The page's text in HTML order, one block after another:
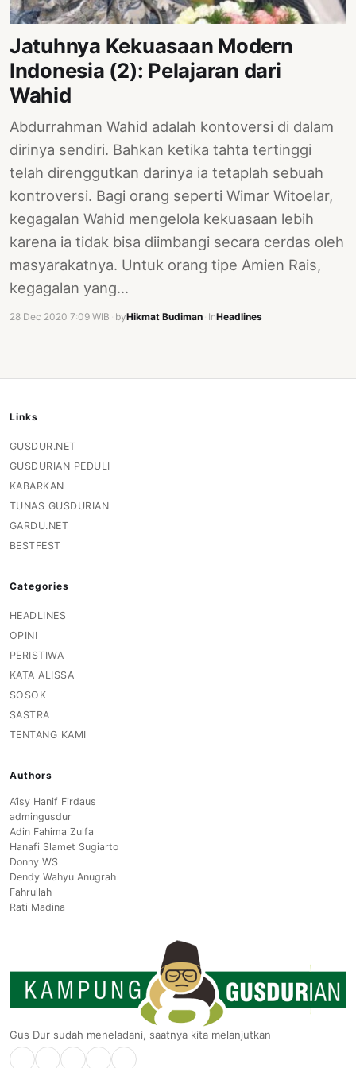
Jatuhnya Kekuasaan Modern
Indonesia (2): Pelajaran dari
Wahid
Abdurrahman Wahid adalah kontoversi di dalam
dirinya sendiri. Bahkan ketika tahta tertinggi
telah direnggutkan darinya ia tetaplah sebuah
kontroversi. Bagi orang seperti Wimar Witoelar,
kegagalan Wahid mengelola kekuasaan lebih
karena ia tidak bisa diimbangi secara cerdas oleh
masyarakatnya. Untuk orang tipe Amien Rais,
kegagalan yang…
28 Dec 2020 7:09 WIB byHikmat Budiman InHeadlines
Links
GUSDUR.NET
GUSDURIAN PEDULI
KABARKAN
TUNAS GUSDURIAN
GARDU.NET
BESTFEST
Categories
HEADLINES
OPINI
PERISTIWA
KATA ALISSA
SOSOK
SASTRA
TENTANG KAMI
Authors
A’isy Hanif Firdaus
admingusdur
Adin Fahima Zulfa
Hanafi Slamet Sugiarto
Donny WS
Dendy Wahyu Anugrah
Fahrullah
Rati Madina
Gus Dur sudah meneladani, saatnya kita melanjutkan